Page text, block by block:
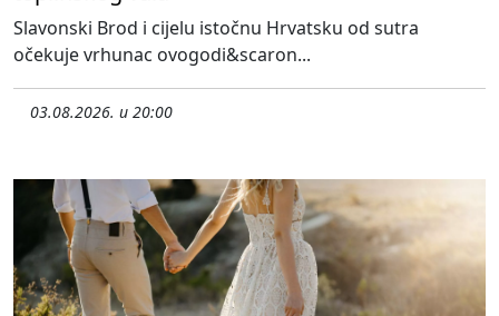
Slavonski Brod i cijelu istočnu Hrvatsku od sutra
očekuje vrhunac ovogodi&scaron...
03.08.2026. u 20:00